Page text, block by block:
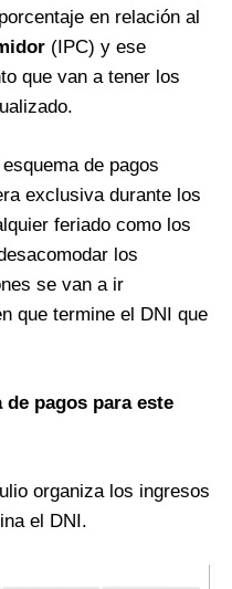
en relación al
(IPC) y ese
que van a tener los
de pagos
exclusiva durante los
feriado como los
los
se van a ir
que termine el DNI que
pagos para este
organiza los ingresos
el DNI.